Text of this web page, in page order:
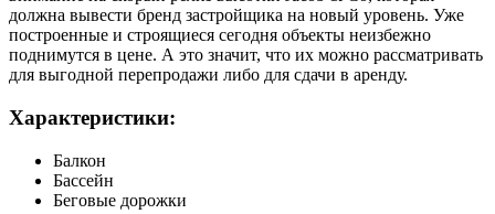
должна вывести бренд застройщика на новый уровень. Уже
построенные и строящиеся сегодня объекты неизбежно
поднимутся в цене. А это значит, что их можно рассматривать
для выгодной перепродажи либо для сдачи в аренду.
Характеристики:
Балкон
Бассейн
Беговые дорожки